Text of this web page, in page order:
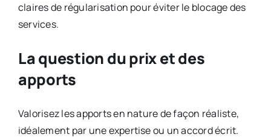
claires de régularisation pour éviter le blocage des
services.
La question du prix et des
apports
Valorisez les apports en nature de façon réaliste,
idéalement par une expertise ou un accord écrit.